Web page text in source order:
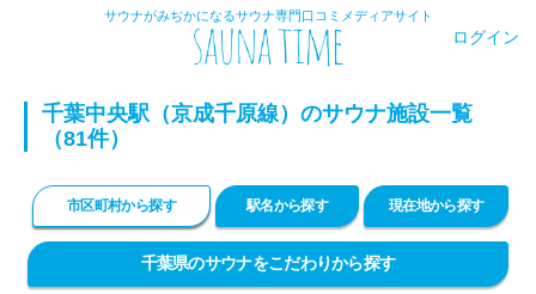
サウナがみぢかになるサウナ専門口コミメディアサイト
ログイン
千葉中央駅（京成千原線）のサウナ施設一覧
（81件）
市区町村から探す 駅名から探す 現在地から探す
千葉県のサウナをこだわりから探す